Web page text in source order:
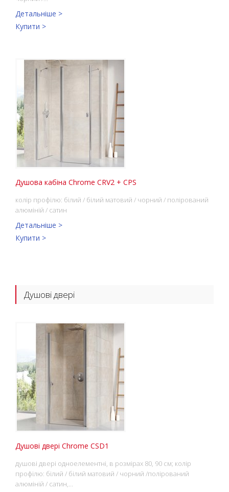
Детальніше >
Купити >
Душова кабіна Chrome CRV2 + CPS
колір профілю: білий / білий матовий / чорний / полірований
алюміній / сатин
Детальніше >
Купити >
Душові двері
Душові двері Chrome CSD1
душові двері одноелементні, в розмірах 80, 90 см; колір
профілю: білий / білий матовий / чорний /полірований
алюміній / сатин,…